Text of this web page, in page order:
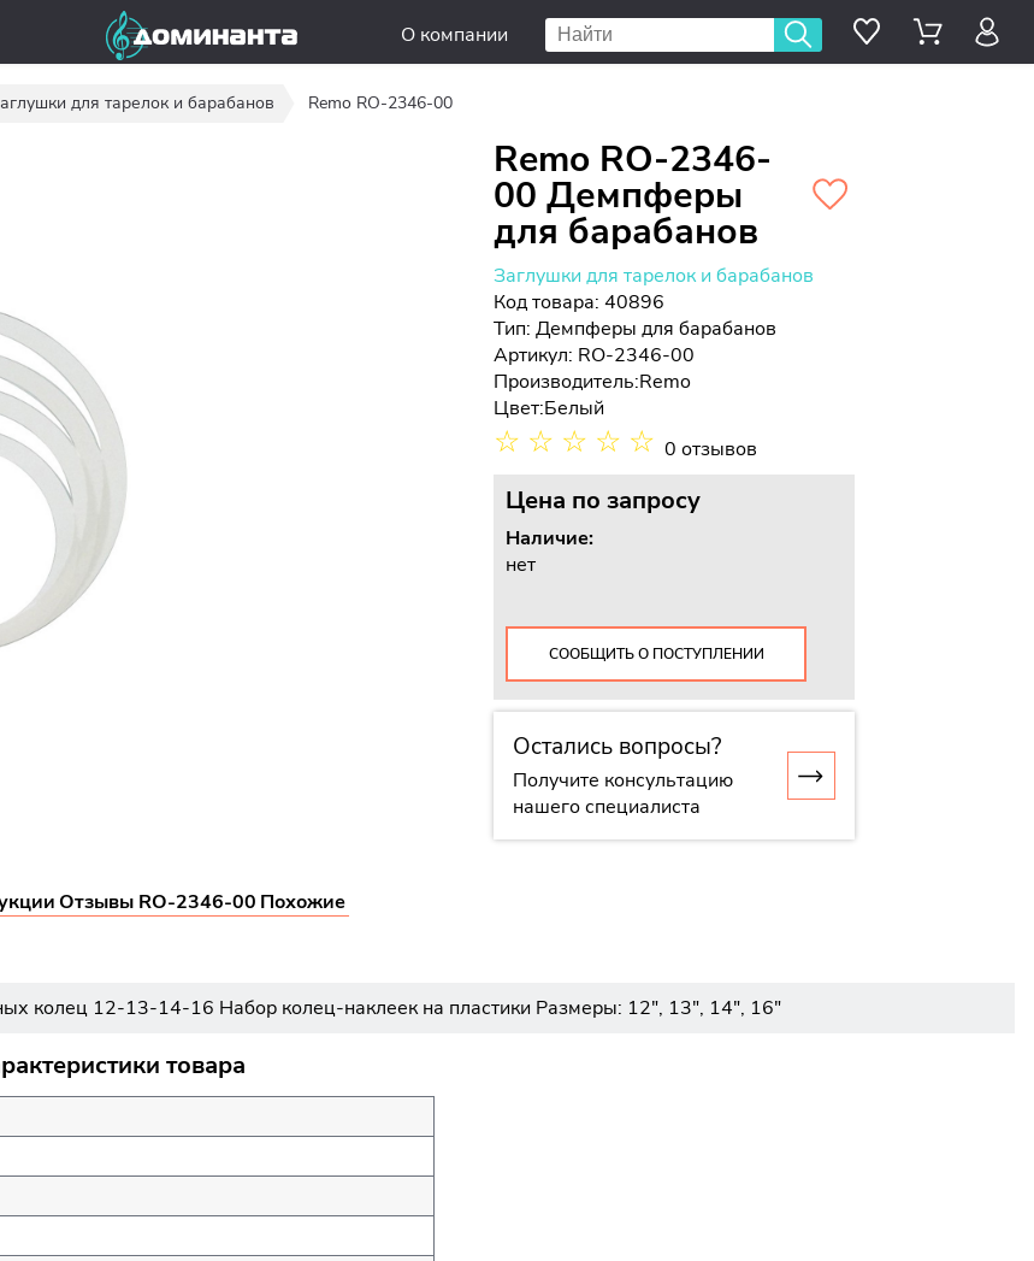
О компании
для тарелок и барабанов Remo RO-2346-00
Remo RO-2346-
00 Демпферы
для барабанов
Заглушки для тарелок и барабанов
Код товара: 40896
Тип:Демпферы для барабанов
Артикул: RO-2346-00
Производитель:Remo
Цвет:Белый
☆ ☆ ☆ ☆ ☆ 0 отзывов
Цена по запросу
Наличие:
нет
СООБЩИТЬ О ПОСТУПЛЕНИИ
Остались вопросы?
Получите консультацию
нашего специалиста
Отзывы RO-2346-00 Похожие
колец 12-13-14-16 Набор колец-наклеек на пластики Размеры: 12", 13", 14", 16"
товара